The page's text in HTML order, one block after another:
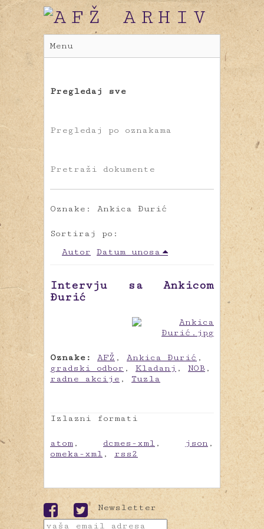
Menu
Pregledaj sve
Pregledaj po oznakama
Pretraži dokumente
Oznake: Ankica Đurić
Sortiraj po:
Autor
Datum unosa
Intervju sa Ankicom
Đurić
Oznake: AFŽ , Ankica Đurić ,
gradski odbor , Kladanj , NOB ,
radne akcije , Tuzla
Izlazni formati
atom , dcmes-xml , json ,
omeka-xml , rss2
Newsletter